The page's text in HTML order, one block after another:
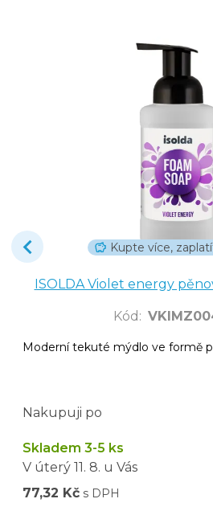
Kupte více,
ISOLDA Violet energy
Kód :
Moderní tekuté mýdlo ve formě
Nakupuji po
Skladem 3-5 ks
V úterý 11. 8. u Vás
77,32 Kč s DPH